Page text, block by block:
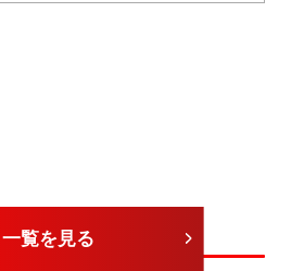
ミナー
一覧を見る